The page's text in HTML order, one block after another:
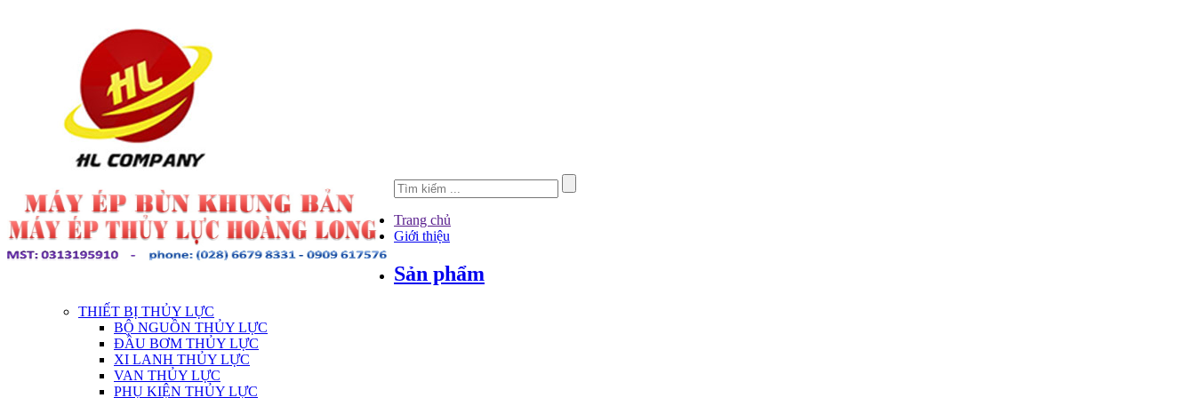
Trang chủ
Giới thiệu
Sản phẩm
THIẾT BỊ THỦY LỰC
BỘ NGUỒN THỦY LỰC
ĐẦU BƠM THỦY LỰC
XI LANH THỦY LỰC
VAN THỦY LỰC
PHỤ KIỆN THỦY LỰC